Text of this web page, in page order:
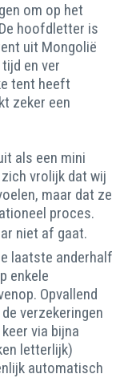
om op het
hoofdletter is
uit Mongolië
en ver
tent heeft
zeker een
als een mini
vrolijk dat wij
maar dat ze
proces.
niet af gaat.
laatste anderhalf
enkele
Opvallend
verzekeringen
via bijna
letterlijk)
automatisch